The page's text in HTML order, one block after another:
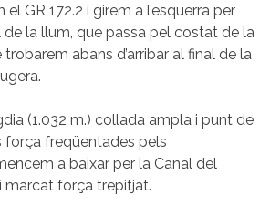
el GR 172.2 i girem a l’esquerra per
la llum, que passa pel costat de la
abans d’arribar al final de la
(1.032 m.) collada ampla i punt de
força freqüentades pels
a baixar per la Canal del
marcat força trepitjat.